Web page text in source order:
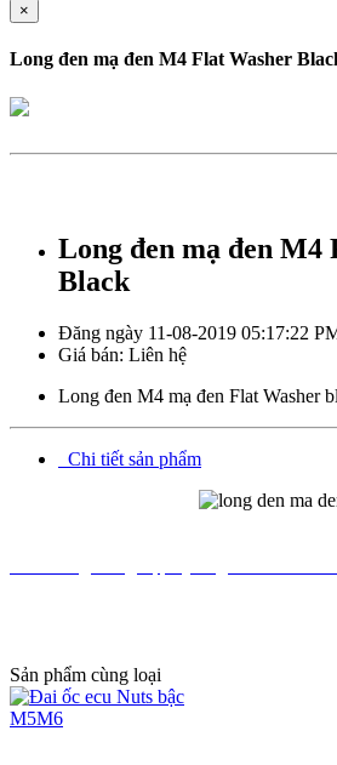
×
Long đen mạ đen M4 Flat Washer
Long đen mạ đen M4
Black
Đăng ngày 11-08-2019 05:17:22
Giá bán: Liên hệ
Long đen M4 mạ đen Flat Washer
Chi tiết sản phẩm
Sản phẩm cùng loại